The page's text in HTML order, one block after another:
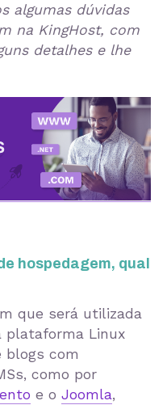
algumas dúvidas
na KingHost, com
detalhes e lhe
hospedagem, qual
que será utilizada
plataforma Linux
blogs com
como por
e o Joomla,